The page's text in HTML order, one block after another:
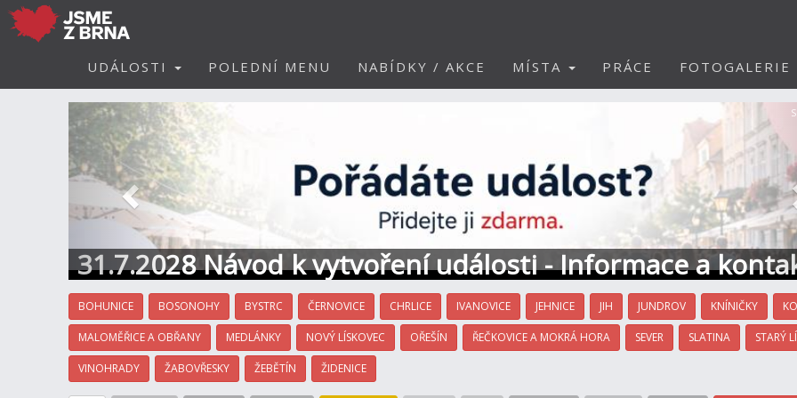
UDÁLOSTI POLEDNÍ MENU NABÍDKY / AKCE MÍSTA PRÁCE FOTOGALERIE
31.7.2028 Návod k vytvoření události - Informace a
Předchozí
BOHUNICE BOSONOHY BYSTRC ČERNOVICE CHRLICE IVANOVICE JEHNICE JIH JUNDROV KNÍNIČKY
MALOMĚŘICE A OBŘANY MEDLÁNKY NOVÝ LÍSKOVEC OŘEŠÍN ŘEČKOVICE A MOKRÁ HORA SEVER SLATINA STARÝ
VINOHRADY ŽABOVŘESKY ŽEBĚTÍN ŽIDENICE